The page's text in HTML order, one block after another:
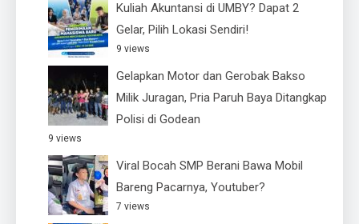
Kuliah Akuntansi di UMBY? Dapat 2
Gelar, Pilih Lokasi Sendiri!
9 views
Gelapkan Motor dan Gerobak Bakso
Milik Juragan, Pria Paruh Baya Ditangkap
Polisi di Godean
9 views
Viral Bocah SMP Berani Bawa Mobil
Bareng Pacarnya, Youtuber?
7 views